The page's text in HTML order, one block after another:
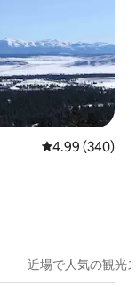
レビュー340
4.99 (340)
近場で人気の観光